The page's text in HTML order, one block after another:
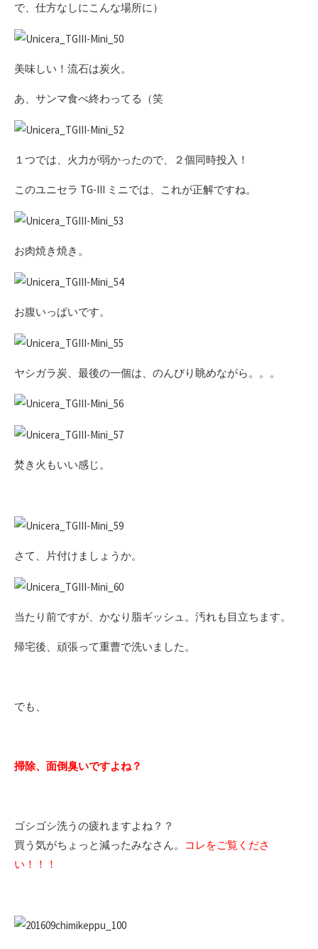
で、仕方なしにこんな場所に）
美味しい！流石は炭火。
あ、サンマ食べ終わってる（笑
１つでは、火力が弱かったので、２個同時投入！
このユニセラ TG-III ミニでは、これが正解ですね。
お肉焼き焼き。
お腹いっぱいです。
ヤシガラ炭、最後の一個は、のんびり眺めながら。。。
焚き火もいい感じ。
さて、片付けましょうか。
当たり前ですが、かなり脂ギッシュ。汚れも目立ちます。
帰宅後、頑張って重曹で洗いました。
でも、
掃除、面倒臭いですよね？
ゴシゴシ洗うの疲れますよね？？
買う気がちょっと減ったみなさん。
コレをご覧くださ
い！！！